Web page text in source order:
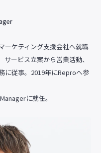
ーケティング支援会社へ就職
ービス立案から営業活動、
に従事。2019年にReproへ参
に就任。